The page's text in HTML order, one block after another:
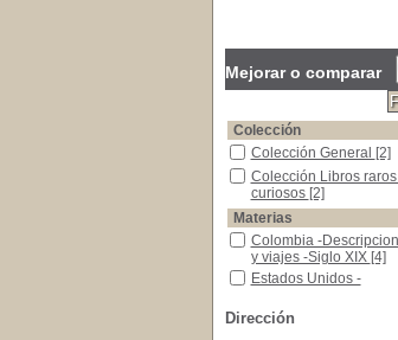
Mejorar o comparar
Colección
Colección General
Colección General [2]
Colección Libros raros y
Colección Libros raros
curiosos [2]
Materias
Colombia -Descripciones
Colombia -
y viajes -Siglo XIX [4]
Estados Unidos -
Estados Unidos -
Siglo XIX
Dirección